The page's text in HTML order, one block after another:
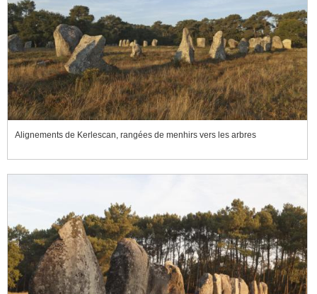
Alignements de Kerlescan, rangées de menhirs vers les arbres